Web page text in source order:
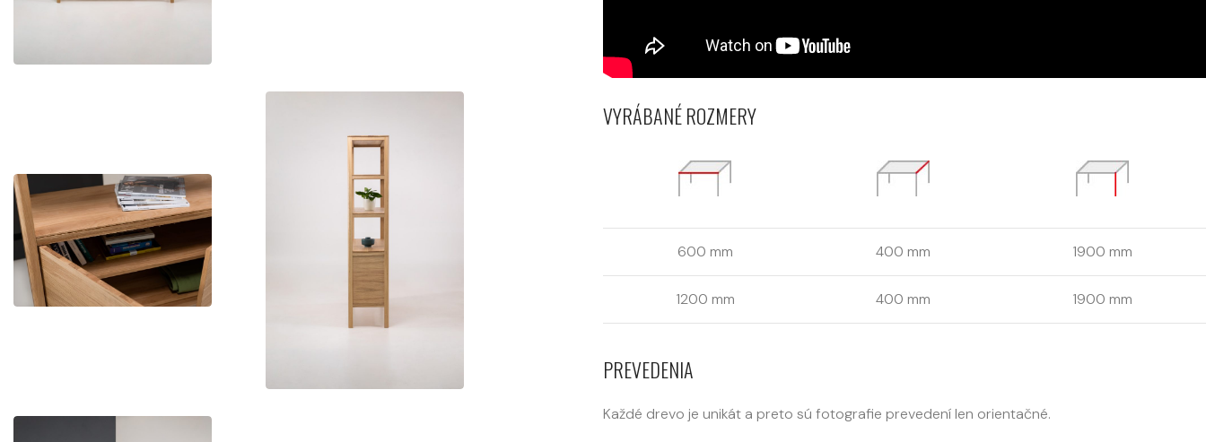
VYRÁBANÉ ROZMERY
600 mm 400 mm 1900 mm
1200 mm 400 mm 1900 mm
PREVEDENIA
Každé drevo je unikát a preto sú fotografie prevedení len orientačné.